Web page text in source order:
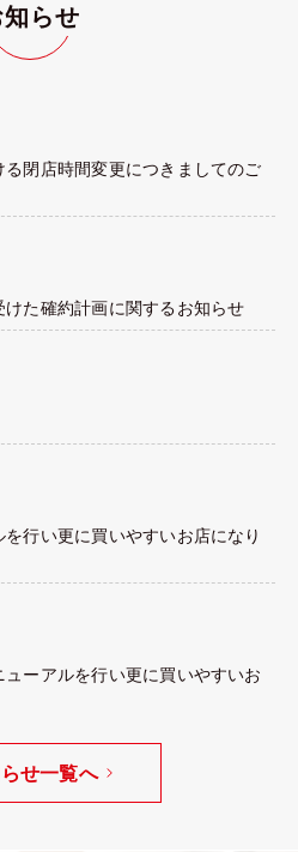
知らせ
る閉店時間変更につきましてのご
た確約計画に関するお知らせ
を行い更に買いやすいお店になり
ューアルを行い更に買いやすいお
せ一覧へ